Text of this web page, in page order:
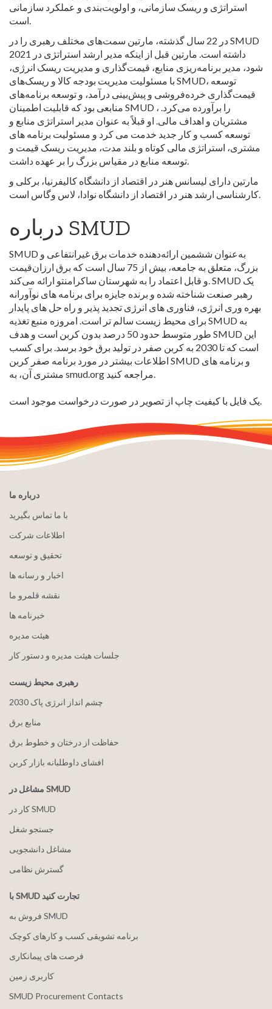
استراتژی و ریسک سازمانی، و اولویت‌بندی و عملکرد سازمانی
است.
در 22 سال گذشته، مارتین سمت‌های مختلف رهبری را در SMUD
داشته است. مارتین قبل از اینکه مدیر ارشد استراتژی در 2021
شود، مدیر برنامه‌ریزی منابع، قیمت‌گذاری و مدیریت ریسک انرژی،
با مسئولیت مدیریت بودجه کالا و ریسک‌های SMUD، توسعه
قیمت‌گذاری خرده‌فروشی و پیش‌بینی درآمد، و توسعه برنامه‌های
منابعی بود که قابلیت اطمینان SMUD را برآورده می‌کرد. ،
مشتریان و اهداف مالی. او قبلاً به عنوان مدیر استراتژی منابع و
توسعه کسب و کار جدید خدمت می کرد و مسئولیت برنامه های
مشتری، استراتژی مالی کوتاه و بلند مدت، مدیریت ریسک قیمت و
توسعه منابع در مقیاس بزرگ را بر عهده داشت.
مارتین دارای لیسانس هنر در اقتصاد از دانشگاه کالیفرنیا، برکلی و
کارشناسی ارشد هنر در اقتصاد از دانشگاه نوادا، لاس وگاس است.
درباره SMUD
SMUD به‌عنوان ششمین ارائه‌دهنده خدمات برق غیرانتفاعی و
بزرگ، متعلق به جامعه، بیش از 75 سال است که برق ارزان‌قیمت
و قابل اعتماد را به شهرستان ساکرامنتو ارائه می‌کند. SMUD یک
رهبر صنعت شناخته شده و برنده جایزه برای برنامه های نوآورانه
بهره وری انرژی، فناوری های انرژی تجدید پذیر و راه حل های پایدار
برای محیط زیست سالم تر است. امروزه منبع تغذیه SMUD به
طور متوسط حدود 50 درصد بدون کربن است و هدف SMUD این
است که تا 2030 به کربن صفر در تولید برق خود برسد. برای کسب
اطلاعات بیشتر در مورد برنامه صفر کربن SMUD و برنامه های
مشتری آن، به smud.org مراجعه کنید.
یک فایل با کیفیت چاپ از تصویر در صورت درخواست موجود است.
درباره ما
با ما تماس بگیرید
اطلاعات شرکت
تحقیق و توسعه
اخبار و رسانه ها
نقشه قلمرو ما
خبرنامه ها
هيئت مدیره
جلسات هیئت مدیره و دستور کار
رهبری محیط زیست
2030 چشم انداز انرژی پاک
منابع برق
حفاظت از درختان و خطوط برق
افشای داوطلبانه بازار کربن
مشاغل در SMUD
کار در SMUD
جستجو شغل
مشاغل دانشجویی
گسترش نظامی
با SMUD تجارت کنید
فروش به SMUD
برنامه تشویقی کسب و کارهای کوچک
فرصت های پیمانکاری
کاربری زمین
SMUD Procurement Contacts